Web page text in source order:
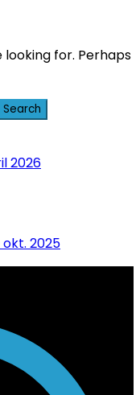
looking for. Perhaps
Search
2026
2025